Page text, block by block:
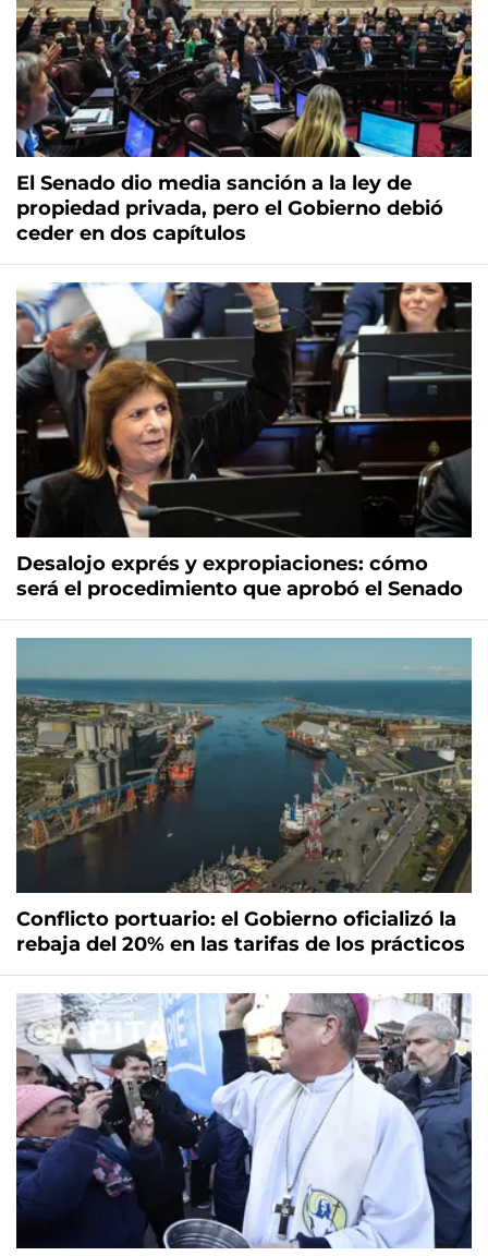
El Senado dio media sanción a la ley de
propiedad privada, pero el Gobierno debió
ceder en dos capítulos
Desalojo exprés y expropiaciones: cómo
será el procedimiento que aprobó el Senado
Conflicto portuario: el Gobierno oficializó la
rebaja del 20% en las tarifas de los prácticos